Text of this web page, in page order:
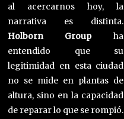
al acercarnos hoy, la
narrativa es distinta.
Holborn Groupha
entendido que su
legitimidad en esta ciudad
no se mide en plantas de
altura, sino en la capacidad
de reparar lo que se rompió.